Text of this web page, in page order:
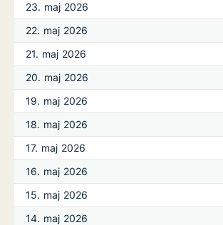
23. maj 2026
22. maj 2026
21. maj 2026
20. maj 2026
19. maj 2026
18. maj 2026
17. maj 2026
16. maj 2026
15. maj 2026
14. maj 2026